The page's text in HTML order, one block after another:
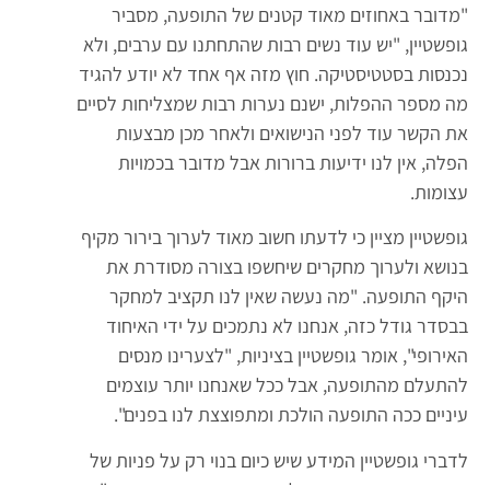
"מדובר באחוזים מאוד קטנים של התופעה, מסביר
גופשטיין, "יש עוד נשים רבות שהתחתנו עם ערבים, ולא
נכנסות בסטטיסטיקה. חוץ מזה אף אחד לא יודע להגיד
מה מספר ההפלות, ישנם נערות רבות שמצליחות לסיים
את הקשר עוד לפני הנישואים ולאחר מכן מבצעות
הפלה, אין לנו ידיעות ברורות אבל מדובר בכמויות
עצומות.
גופשטיין מציין כי לדעתו חשוב מאוד לערוך בירור מקיף
בנושא ולערוך מחקרים שיחשפו בצורה מסודרת את
היקף התופעה. "מה נעשה שאין לנו תקציב למחקר
בבסדר גודל כזה, אנחנו לא נתמכים על ידי האיחוד
האירופי", אומר גופשטיין בציניות, "לצערינו מנסים
להתעלם מהתופעה, אבל ככל שאנחנו יותר עוצמים
עיניים ככה התופעה הולכת ומתפוצצת לנו בפנים".
לדברי גופשטיין המידע שיש כיום בנוי רק על פניות של